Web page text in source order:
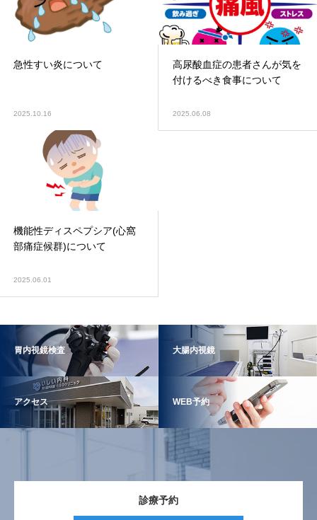
急性すい炎について
2025.10.16
高尿酸血症の患者さんが気を
付けるべき食事について
2025.06.08
機能性ディスペプシア(心窩
部痛症候群)について
2025.06.01
胃内視鏡検査 大腸内視鏡
アクセス WEB予約
診療予約